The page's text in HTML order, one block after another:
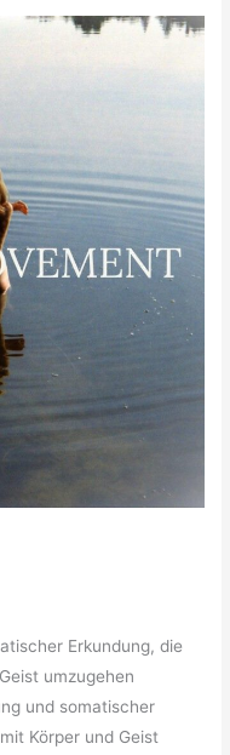
Erkundung, die
umzugehen
und somatischer
Körper und Geist